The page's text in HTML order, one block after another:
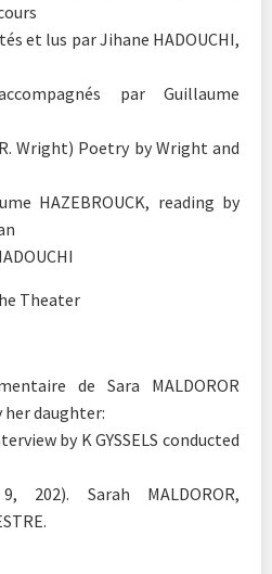
et lus par Jihane HADOUCHI,
par Guillaume
Wright) Poetry by Wright and
HAZEBROUCK, reading by
Theater
de Sara MALDOROR
daughter:
by K GYSSELS conducted
202). Sarah MALDOROR,